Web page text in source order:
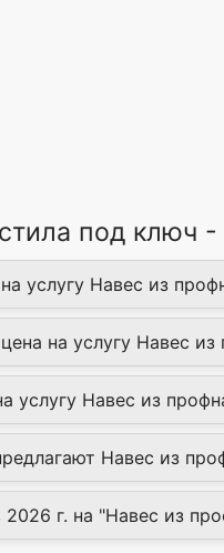
под ключ
услугу Навес из
на услугу Навес
услугу Навес из
Навес из
г. на "Навес из